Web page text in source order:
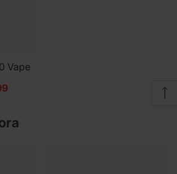
Vapediscount instantly. Plus,
and special offers!